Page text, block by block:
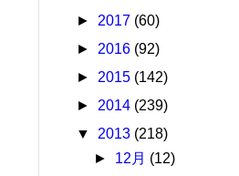
► 2017 (60)
► 2016 (92)
► 2015 (142)
► 2014 (239)
▼ 2013 (218)
► 12月 (12)